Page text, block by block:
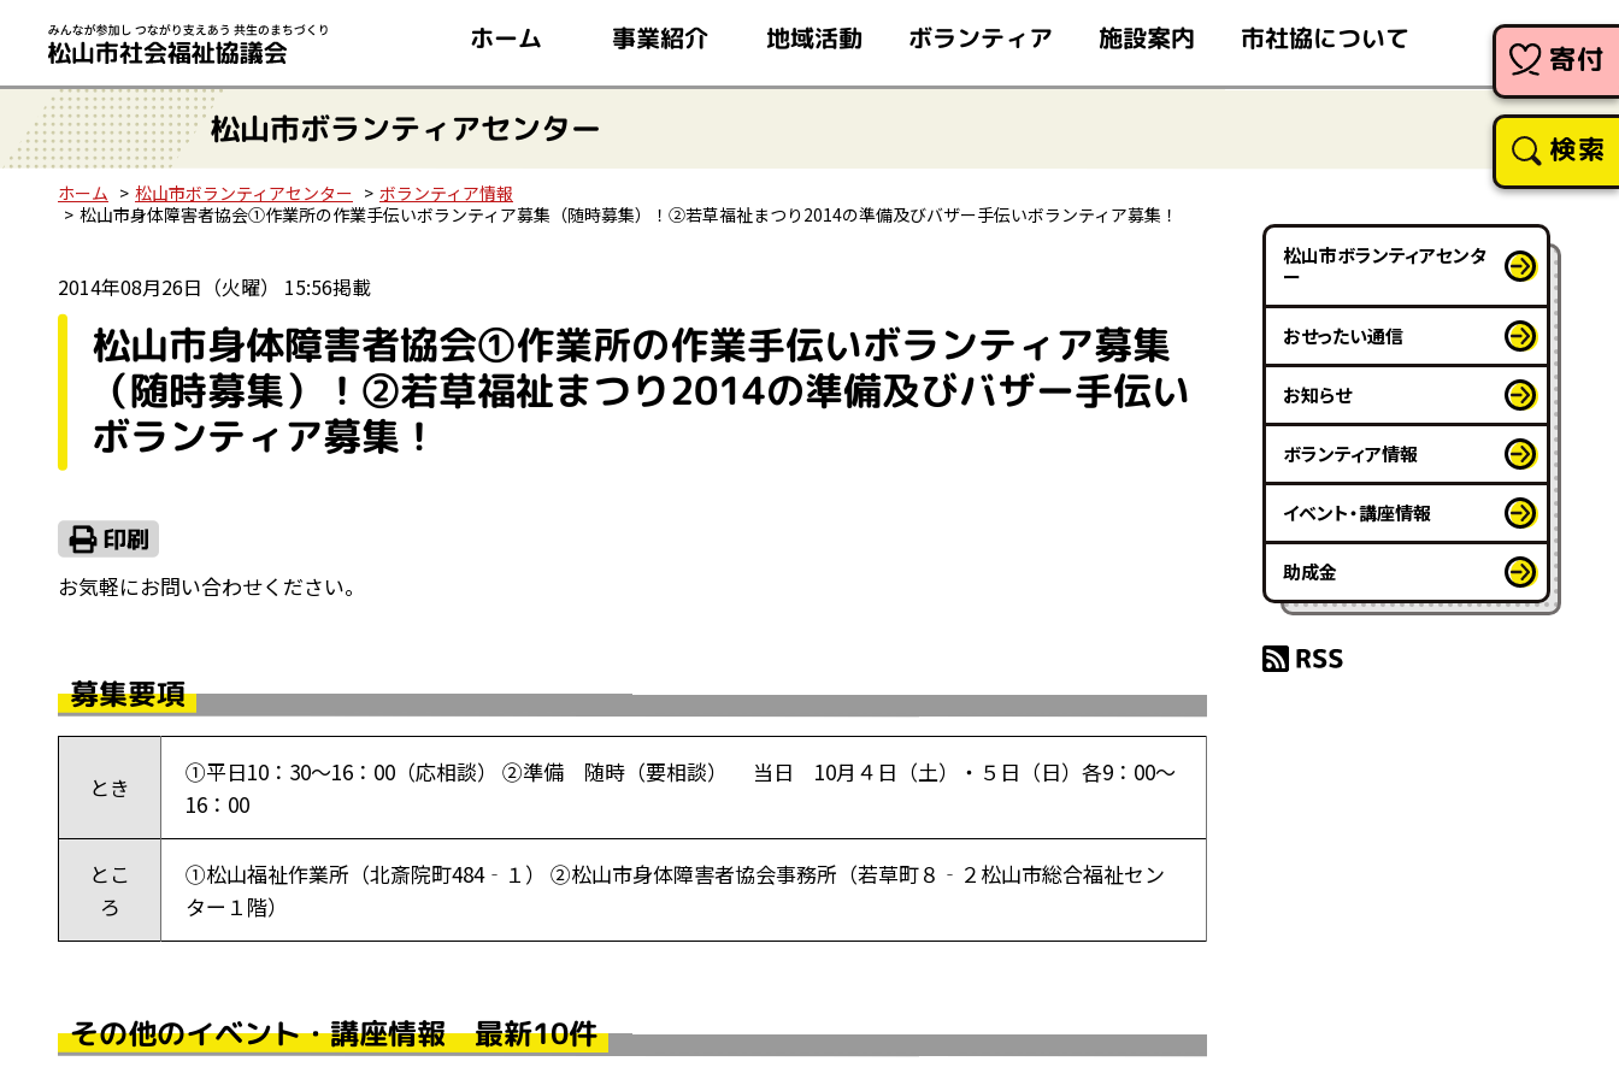
ホーム 事業紹介 地域活動 ボランティア 施設案内 市社協について
寄付
検索
松山市ボランティアセンター
ホーム 松山市ボランティアセンター
ボランティア情報
松山市身体障害者協会①作業所の作業手伝いボランティア募集（随時募集）！②若草福祉まつり2014の準備及びバザー手伝いボランティア募集！
2014年08月26日（火曜） 15:56掲載
松山市身体障害者協会①作業所の作業手伝いボランティア募集
（随時募集）！②若草福祉まつり2014の準備及びバザー手伝い
ボランティア募集！
お気軽にお問い合わせください。
募集要項
とき
①平日10：30～16：00（応相談） ②準備 随時（要相談） 当日 10月４日（土）・５日（日）各9：00～
16：00
とこ
ろ
①松山福祉作業所（北斎院町484‐１） ②松山市身体障害者協会事務所（若草町８‐２松山市総合福祉セン
ター１階）
その他のイベント・講座情報 最新10件
松山市ボランティアセンタ
ー
おせったい通信
お知らせ
ボランティア情報
イベント・講座情報
助成金